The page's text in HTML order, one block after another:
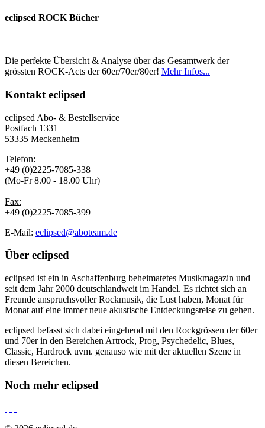
eclipsed ROCK Bücher
Die perfekte Übersicht & Analyse über das Gesamtwerk der
grössten ROCK-Acts der 60er/70er/80er! Mehr Infos...
Kontakt eclipsed
eclipsed Abo- & Bestellservice
Postfach 1331
53335 Meckenheim
Telefon:
+49 (0)2225-7085-338
(Mo-Fr 8.00 - 18.00 Uhr)
Fax:
+49 (0)2225-7085-399
E-Mail: eclipsed@aboteam.de
Über eclipsed
eclipsed ist ein in Aschaffenburg beheimatetes Musikmagazin und
seit dem Jahr 2000 deutschlandweit im Handel. Es richtet sich an
Freunde anspruchsvoller Rockmusik, die Lust haben, Monat für
Monat auf eine immer neue akustische Entdeckungsreise zu gehen.
eclipsed befasst sich dabei eingehend mit den Rockgrössen der 60er
und 70er in den Bereichen Artrock, Prog, Psychedelic, Blues,
Classic, Hardrock uvm. genauso wie mit der aktuellen Szene in
diesen Bereichen.
Noch mehr eclipsed